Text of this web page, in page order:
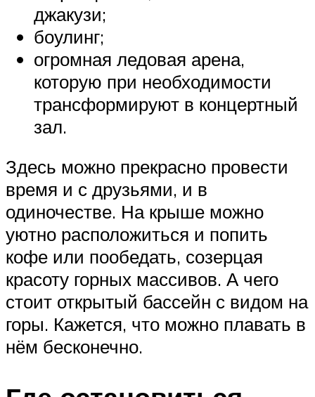
джакузи;
боулинг;
огромная ледовая арена,
которую при необходимости
трансформируют в концертный
зал.
Здесь можно прекрасно провести
время и с друзьями, и в
одиночестве. На крыше можно
уютно расположиться и попить
кофе или пообедать, созерцая
красоту горных массивов. А чего
стоит открытый бассейн с видом на
горы. Кажется, что можно плавать в
нём бесконечно.